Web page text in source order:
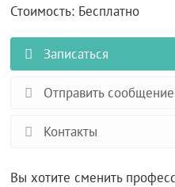
Стоимость: Бесплатно
Записаться
Отправить сообщение
Контакты
Вы хотите сменить